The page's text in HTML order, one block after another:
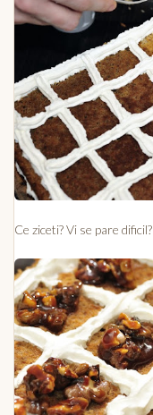
Ce ziceti? Vi se pare dificil?